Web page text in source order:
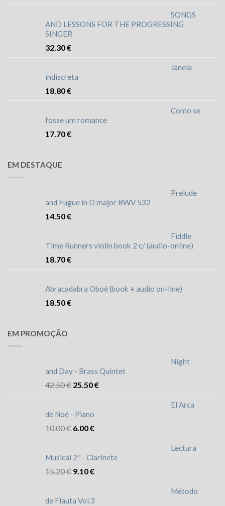
SONGS
AND LESSONS FOR THE PROGRESSING
SINGER
32.30€
Janela
indiscreta
18.80€
Como se
fosse um romance
17.70€
EM DESTAQUE
Prelude
and Fugue in D major BWV 532
14.50€
Fiddle
Time Runners violin book 2 c/ (audio-online)
18.70€
Abracadabra Oboé (book + audio on-line)
18.50€
EM PROMOÇÃO
Night
and Day - Brass Quintet
42.50€ 25.50€
El Arca
de Noé - Piano
10.00€ 6.00€
Lectura
Musical 2º - Clarinete
15.20€ 9.10€
Método
de Flauta Vol.3